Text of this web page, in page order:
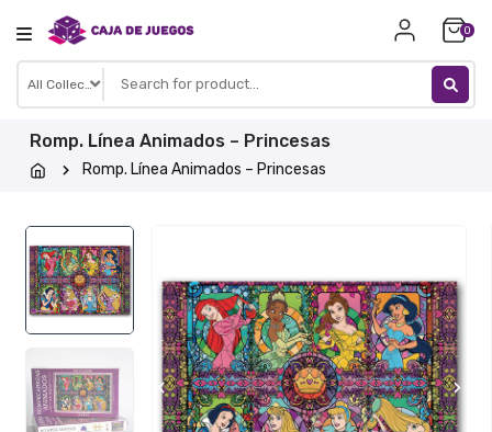
content
0
Romp. Línea Animados – Princesas
Romp. Línea Animados – Princesas